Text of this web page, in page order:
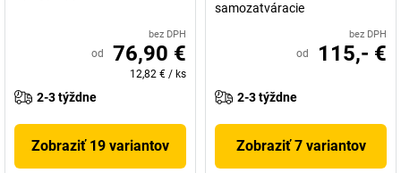
bez DPH
od 76,90 €
12,82 € / ks
2-3 týždne
Zobraziť 19 variantov
samozatváracie
bez DPH
od 115,- €
2-3 týždne
Zobraziť 7 variantov